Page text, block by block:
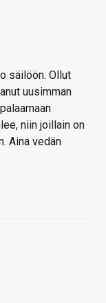
säilöön. Ollut
uusimman
niin joillain on
Aina vedän